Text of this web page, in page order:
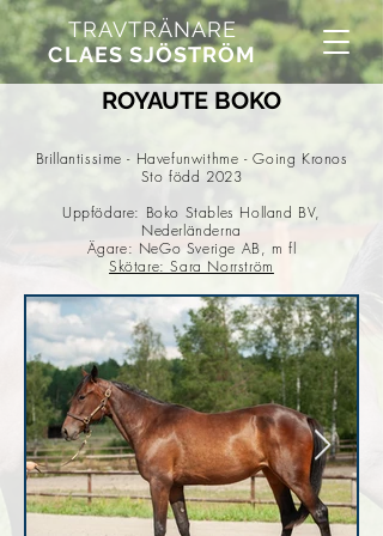
TRAVTRÄNARE
CLAES SJÖSTRÖM
ROYAUTE BOKO
Brillantissime - Havefunwithme - Going Kronos
Sto född 2023
Uppfödare: Boko Stables Holland BV,
Nederländerna
Ägare: NeGo Sverige AB, m fl
Skötare: Sara Norrström